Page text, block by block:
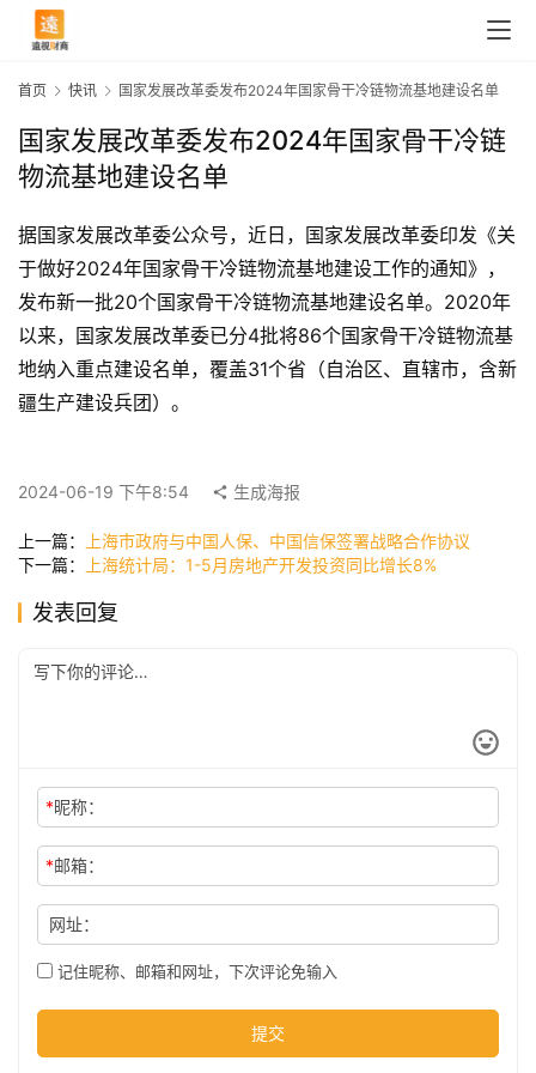
首
页
快
讯
公
尚
技
首页 快讯 国家发展改革委发布2024年国家骨干冷链物流基地建设名单
国家发展改革委发布2024年国家骨干冷链
物流基地建设名单
据国家发展改革委公众号，近日，国家发展改革委印发《关
于做好2024年国家骨干冷链物流基地建设工作的通知》，
发布新一批20个国家骨干冷链物流基地建设名单。2020年
以来，国家发展改革委已分4批将86个国家骨干冷链物流基
地纳入重点建设名单，覆盖31个省（自治区、直辖市，含新
疆生产建设兵团）。
2024-06-19 下午8:54 生成海报
上一篇：
上海市政府与中国人保、中国信保签署战略合作协议
下一篇：
上海统计局：1-5月房地产开发投资同比增长8%
发表回复
*昵称：
*邮箱：
网址：
记住昵称、邮箱和网址，下次评论免输入
提交